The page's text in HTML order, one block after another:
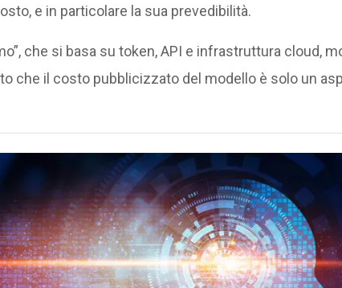
e in particolare la sua prevedibilità.
che si basa su token, API e infrastruttura cloud,
che il costo pubblicizzato del modello è solo un